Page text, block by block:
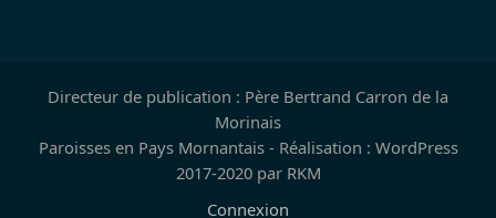
Directeur de publication : Père Bertrand Carron de la
Morinais
Paroisses en Pays Mornantais - Réalisation : WordPress
2017-2020 par RKM
Connexion